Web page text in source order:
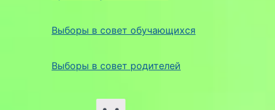
Выборы в совет обучающихся
Выборы в совет родителей